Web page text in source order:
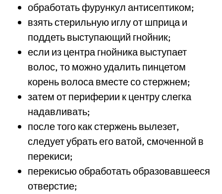
обработать фурункул антисептиком;
взять стерильную иглу от шприца и
поддеть выступающий гнойник;
если из центра гнойника выступает
волос, то можно удалить пинцетом
корень волоса вместе со стержнем;
затем от периферии к центру слегка
надавливать;
после того как стержень вылезет,
следует убрать его ватой, смоченной в
перекиси;
перекисью обработать образовавшееся
отверстие;